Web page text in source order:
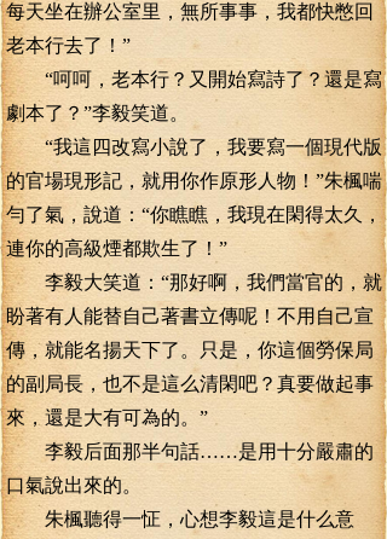
每天坐在辦公室里，無所事事，我都快憋回
老本行去了！”
“呵呵，老本行？又開始寫詩了？還是寫
劇本了？”李毅笑道。
“我這四改寫小說了，我要寫一個現代版
的官場現形記，就用你作原形人物！”朱楓喘
勻了氣，說道：“你瞧瞧，我現在閑得太久，
連你的高級煙都欺生了！”
李毅大笑道：“那好啊，我們當官的，就
盼著有人能替自己著書立傳呢！不用自己宣
傳，就能名揚天下了。只是，你這個勞保局
的副局長，也不是這么清閑吧？真要做起事
來，還是大有可為的。”
李毅后面那半句話……是用十分嚴肅的
口氣說出來的。
朱楓聽得一怔，心想李毅這是什么意